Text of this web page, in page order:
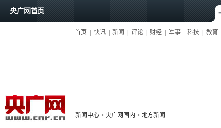
央广网首页
首页 快讯 新闻 评论 财经 军事 科技 教育
新闻中心 > 央广网国内 > 地方新闻